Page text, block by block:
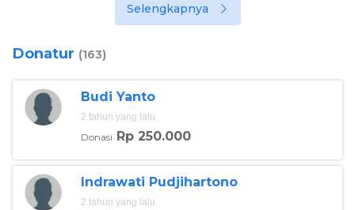
Foto:berbuatbaik<
Selengkapnya
Donatur (163)
Budi Yanto
2 tahun yang lalu
Donasi Rp 250.000
Indrawati Pudjihartono
2 tahun yang lalu